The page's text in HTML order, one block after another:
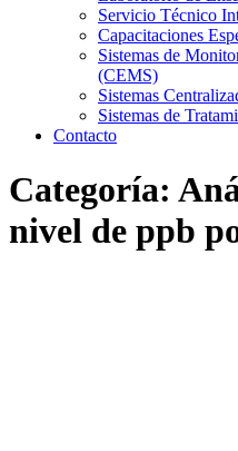
Servicio Técnico
Capacitaciones
Sistemas de
(CEMS)
Sistemas
Sistemas de
Contacto
Categoría:
nivel de ppb